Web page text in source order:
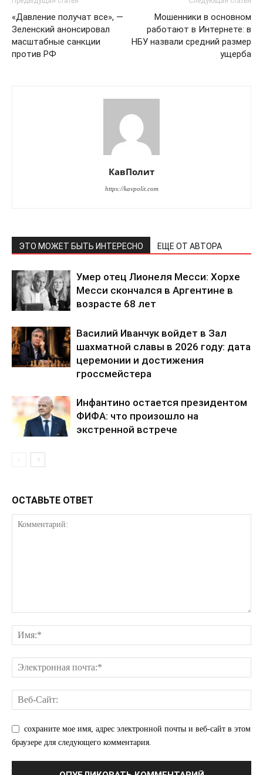
«Давление получат все», —
Зеленский анонсировал
масштабные санкции
против РФ
Мошенники в основном
работают в Интернете: в
НБУ назвали средний размер
ущерба
КавПолит
https://kavpolit.com
ЭТО МОЖЕТ БЫТЬ ИНТЕРЕСНО ЕЩЕ ОТ АВТОРА
Умер отец Лионеля Месси: Хорхе
Месси скончался в Аргентине в
возрасте 68 лет
Василий Иванчук войдет в Зал
шахматной славы в 2026 году: дата
церемонии и достижения
гроссмейстера
Инфантино остается президентом
ФИФА: что произошло на
экстренной встрече
ОСТАВЬТЕ ОТВЕТ
сохраните мое имя, адрес электронной почты и веб-сайт в этом
браузере для следующего комментария.